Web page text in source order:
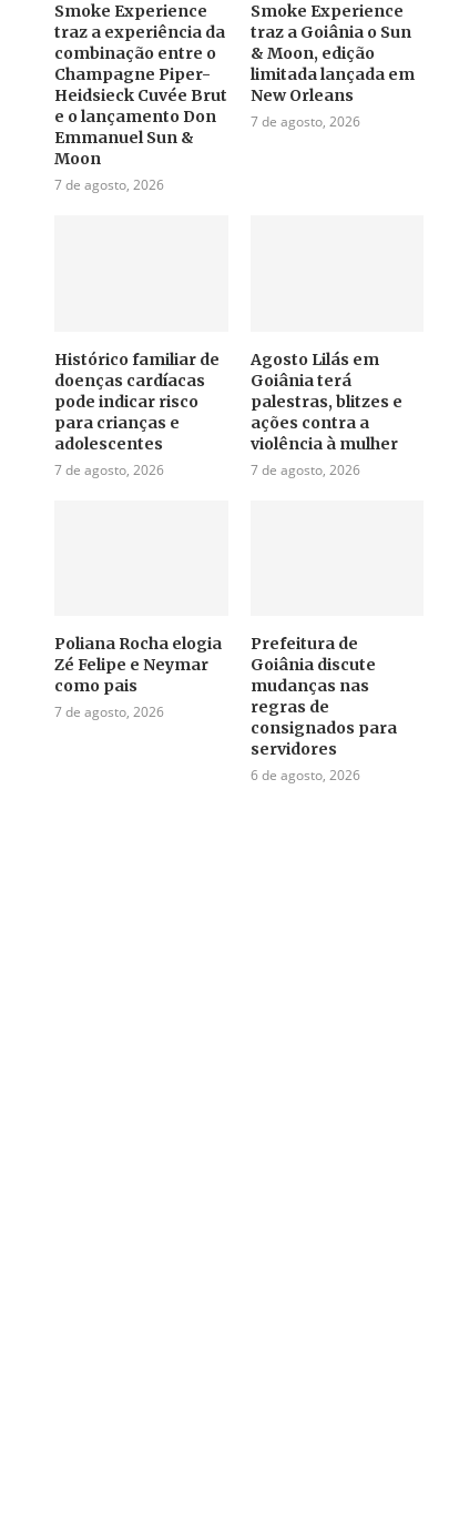
Smoke Experience
traz a experiência da
combinação entre o
Champagne Piper-
Heidsieck Cuvée Brut
e o lançamento Don
Emmanuel Sun &
Moon
7 de agosto, 2026
Smoke Experience
traz a Goiânia o Sun
& Moon, edição
limitada lançada em
New Orleans
7 de agosto, 2026
Histórico familiar de
doenças cardíacas
pode indicar risco
para crianças e
adolescentes
7 de agosto, 2026
Agosto Lilás em
Goiânia terá
palestras, blitzes e
ações contra a
violência à mulher
7 de agosto, 2026
Poliana Rocha elogia
Zé Felipe e Neymar
como pais
7 de agosto, 2026
Prefeitura de
Goiânia discute
mudanças nas
regras de
consignados para
servidores
6 de agosto, 2026